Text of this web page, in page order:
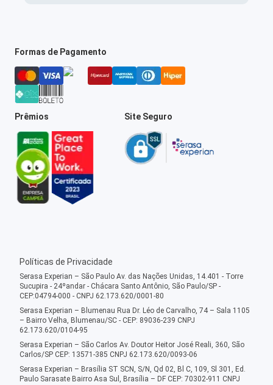
Formas de Pagamento
Prêmios Site Seguro
Políticas de Privacidade
Serasa Experian – São Paulo Av. das Nações Unidas, 14.401 - Torre
Sucupira - 24ºandar - Chácara Santo Antônio, São Paulo/SP -
CEP:04794-000 - CNPJ 62.173.620/0001-80
Serasa Experian – Blumenau Rua Dr. Léo de Carvalho, 74 – Sala 1105
– Bairro Velha, Blumenau/SC - CEP: 89036-239 CNPJ
62.173.620/0104-95
Serasa Experian – São Carlos Av. Doutor Heitor José Reali, 360, São
Carlos/SP CEP: 13571-385 CNPJ 62.173.620/0093-06
Serasa Experian – Brasília ST SCN, S/N, Qd 02, Bl C, 109, Sl 301, Ed.
Paulo Sarasate Bairro Asa Sul, Brasília – DF CEP: 70302-911 CNPJ